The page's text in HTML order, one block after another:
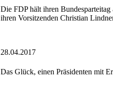
Die FDP hält ihren
ihren Vorsitzenden Christian
28.04.2017
Das Glück, einen Präsidenten mit